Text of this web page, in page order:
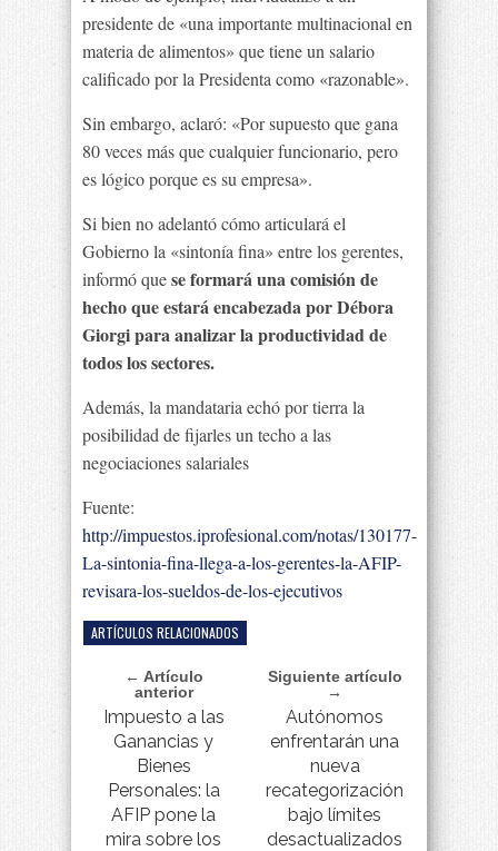
presidente de «una importante multinacional en
materia de alimentos» que tiene un salario
calificado por la Presidenta como «razonable».
Sin embargo, aclaró: «Por supuesto que gana
80 veces más que cualquier funcionario, pero
es lógico porque es su empresa».
Si bien no adelantó cómo articulará el
Gobierno la «sintonía fina» entre los gerentes,
informó quese formará una comisión de
hecho que estará encabezada por Débora
Giorgi para analizar la productividad de
todos los sectores.
Además, la mandataria echó por tierra la
posibilidad de fijarles un techo a las
negociaciones salariales
Fuente:
http://impuestos.iprofesional.com/notas/130177-
La-sintonia-fina-llega-a-los-gerentes-la-AFIP-
revisara-los-sueldos-de-los-ejecutivos
ARTÍCULOS RELACIONADOS
← Artículo
anterior
Impuesto a las
Ganancias y
Bienes
Personales: la
AFIP pone la
mira sobre los
Siguiente artículo
→
Autónomos
enfrentarán una
nueva
recategorización
bajo límites
desactualizados